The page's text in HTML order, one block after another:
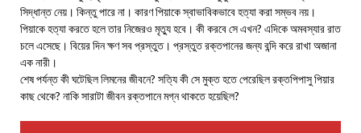
সিদ্ধান্ত নেয়। কিন্তু পারে না। কারণ পিয়াকে স্বাভাবিকভাবে হত্যা করা সম্ভব নয়।
পিয়াকে হত্যা করতে হলে তার নিজেরও মৃত্যু হবে। কী করবে সে এখন? এদিকে অমবস্যার রাত
চলে এসেছে। বিয়ের দিন ক্ষণ সব প্রস্তুত। প্রস্তুত রক্তপানের জন্য বন্দি করে রাখা অজানা
এক নারী।
শেষ পর্যন্ত কী ঘটেছিল লিমনের জীবনে? সত্যি কী সে মুক্ত হতে পেরেছিল রক্তপিপাসু পিয়ার
কাছ থেকে? নাকি সারাটা জীবন রক্তপানে মগ্ন থাকতে হয়েছিল?